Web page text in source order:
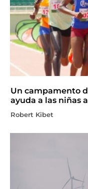
Un campamento
ayuda a las niñas
Robert Kibet